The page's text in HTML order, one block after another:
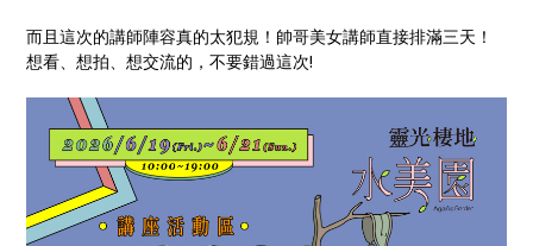
而且這次的講師陣容真的太犯規！帥哥美女講師直接排滿三天！
想看、想拍、想交流的，不要錯過這次!